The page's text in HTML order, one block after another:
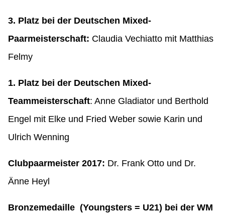
3. Platz bei der Deutschen Mixed-
Paarmeisterschaft: Claudia Vechiatto mit Matthias
Felmy
1. Platz bei der Deutschen Mixed-
Teammeisterschaft: Anne Gladiator und Berthold
Engel mit Elke und Fried Weber sowie Karin und
Ulrich Wenning
Clubpaarmeister 2017: Dr. Frank Otto und Dr.
Änne Heyl
Bronzemedaille (Youngsters = U21) bei der WM